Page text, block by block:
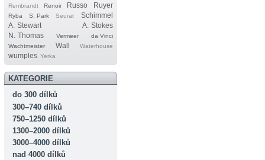
Rembrandt
Renoir Russo Ruyer
Ryba S. Park Seurat
Schimmel
A. Stewart
A. Stokes
N. Thomas
Vermeer
da Vinci
Wachtmeister
Wall Waterhouse
wumples Yerka
KATEGORIE
do 300 dílků
300–740 dílků
750–1250 dílků
1300–2000 dílků
3000–4000 dílků
nad 4000 dílků